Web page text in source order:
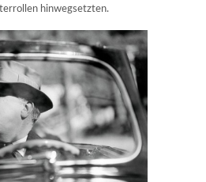
hinwegsetzten.